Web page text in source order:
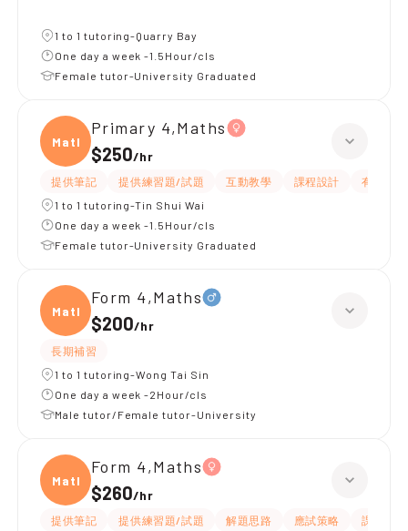
1 to 1 tutoring-Quarry Bay
One day a week -1.5Hour/cls
Female tutor-University Graduated
Maths
Primary 4,Maths
$250/hr
提供筆記 提供練習題/試題 互動教學 課程設計
有耐性
1 to 1 tutoring-Tin Shui Wai
One day a week -1.5Hour/cls
Female tutor-University Graduated
Maths
Form 4,Maths
$200/hr
長期補習
1 to 1 tutoring-Wong Tai Sin
One day a week -2Hour/cls
Male tutor/Female tutor-University
Maths
Form 4,Maths
$260/hr
提供筆記 提供練習題/試題 解題思路 應試策略
課程設計